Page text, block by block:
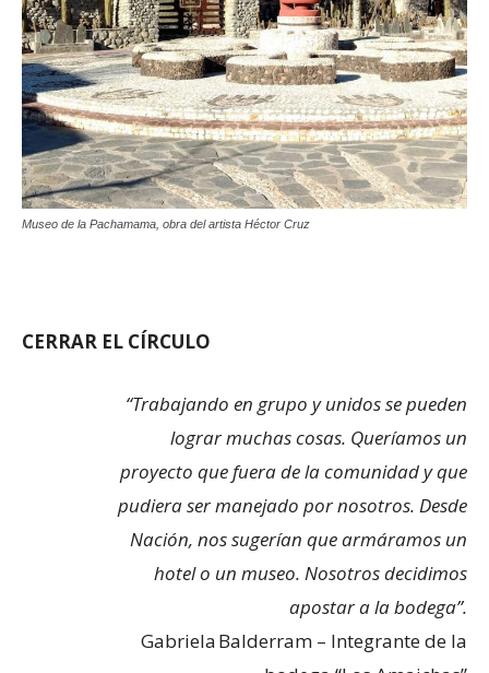
Museo de la Pachamama, obra del artista Héctor Cruz
CERRAR EL CÍRCULO
“Trabajando en grupo y unidos se pueden
lograr muchas cosas. Queríamos un
proyecto que fuera de la comunidad y que
pudiera ser manejado por nosotros. Desde
Nación, nos sugerían que armáramos un
hotel o un museo. Nosotros decidimos
apostar a la bodega”.
Gabriela Balderram – Integrante de la